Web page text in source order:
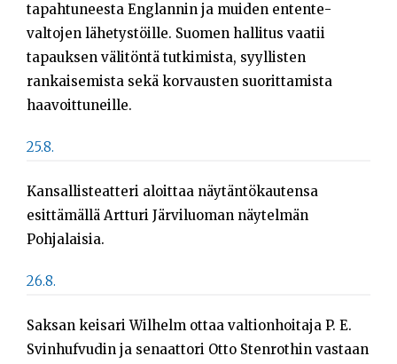
tapahtuneesta Englannin ja muiden entente-
valtojen lähetystöille. Suomen hallitus vaatii
tapauksen välitöntä tutkimista, syyllisten
rankaisemista sekä korvausten suorittamista
haavoittuneille.
25.8.
Kansallisteatteri aloittaa näytäntökautensa
esittämällä Artturi Järviluoman näytelmän
Pohjalaisia.
26.8.
Saksan keisari Wilhelm ottaa valtionhoitaja P. E.
Svinhufvudin ja senaattori Otto Stenrothin vastaan